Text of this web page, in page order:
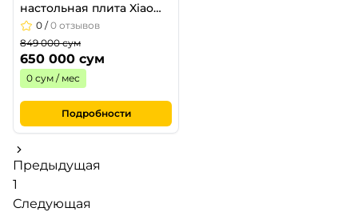
настольная плита Xiaomi
Induction Cooker Lite
0 /0 отзывов
849 000 сум
650 000 сум
0 сум / мес
Подробности
Предыдущая
1
Следующая